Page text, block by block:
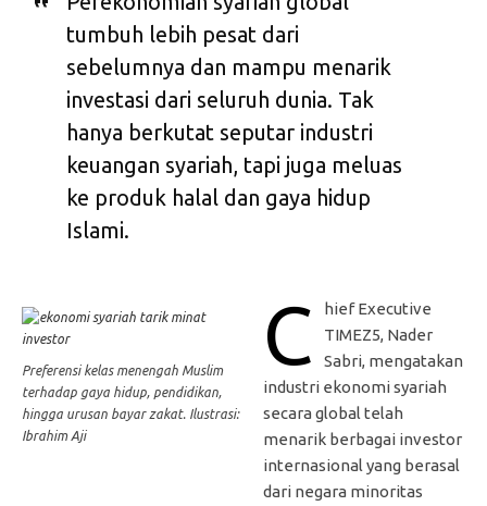
tumbuh lebih pesat dari
sebelumnya dan mampu menarik
investasi dari seluruh dunia. Tak
hanya berkutat seputar industri
keuangan syariah, tapi juga meluas
ke produk halal dan gaya hidup
Islami.
Preferensi kelas menengah Muslim
terhadap gaya hidup, pendidikan,
hingga urusan bayar zakat. Ilustrasi:
Ibrahim Aji
C
hief Executive
TIMEZ5, Nader
Sabri, mengatakan
industri ekonomi syariah
secara global telah
menarik berbagai investor
internasional yang berasal
dari negara minoritas